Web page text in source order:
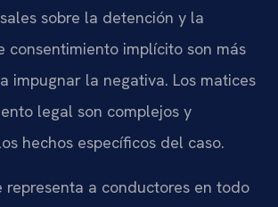
sobre la detención y la
consentimiento implícito son más
impugnar la negativa. Los matices
legal son complejos y
hechos específicos del caso.
representa a conductores en todo